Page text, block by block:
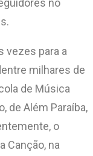
no
vezes para a
milhares de
de Música
de Além Paraíba,
o
Canção, na